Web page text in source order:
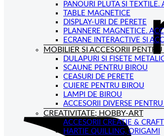
PANOURI PLUTA SI TEXTILE.
TABLE MAGNETICE
DISPLAY-URI DE PERETE
PLANNERE MAGNETICE.
ECRANE INTERACTIVE SI
MOBILIER SI ACCESORII
DULAPURI SI FISETE
SCAUNE PENTRU BIROU
CEASURI DE PERETE
CUIERE PENTRU BIROU
LAMPI DE BIROU
ACCESORII DIVERSE PENTRU
CREATIVITATE; HOBBY-ART
ACCESORII CREATIE & CRAFT
HARTIE QUILLING, ORIGAMI